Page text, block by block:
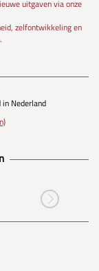
uitgaven via onze
zelfontwikkeling en
Nederland